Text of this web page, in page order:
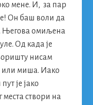
мене. И, за пар
Он баш воли да
Његова омиљена
Од када је
нисам
или миша. Иако
је јако
места створи на